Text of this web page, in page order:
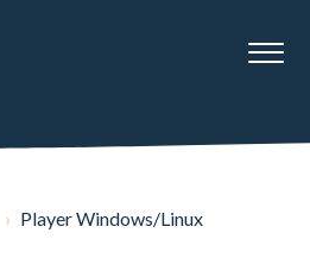
Player Windows/Linux